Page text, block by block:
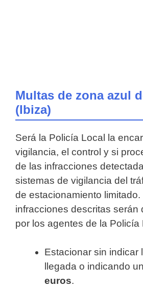
Multas de zona azul
(Ibiza)
Será la Policía Local la
vigilancia, el control y si
de las infracciones
sistemas de vigilancia del
de estacionamiento limitado.
infracciones descritas serán
por los agentes de la Policía
Estacionar sin indicar
llegada o indicando
euros.